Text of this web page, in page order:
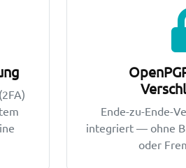
Ende-zu-Ende-
integriert — ohne
oder